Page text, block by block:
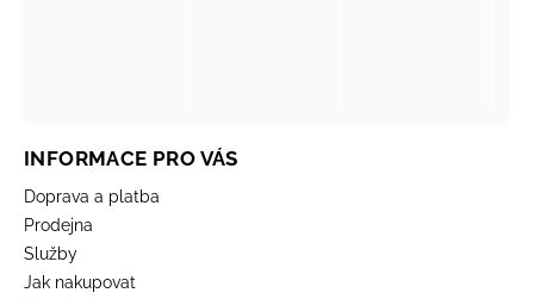
INFORMACE PRO VÁS
Doprava a platba
Prodejna
Služby
Jak nakupovat